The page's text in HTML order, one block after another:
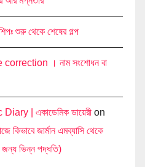
শুরু থেকে শেষের গল্প
correction । নাম সংশোধন বা
Diary | একাডেমিক ডায়েরী on
কিভাবে জার্মান এমব্যাসি থেকে
জন্য ভিন্ন পদ্ধতি)